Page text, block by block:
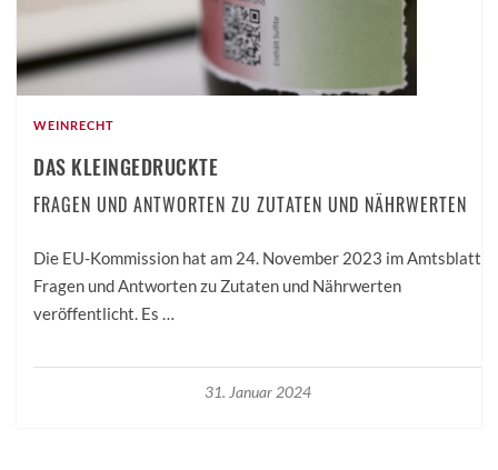
WEINRECHT
DAS KLEINGEDRUCKTE
FRAGEN UND ANTWORTEN ZU ZUTATEN UND NÄHRWERTEN
Die EU-Kommission hat am 24. November 2023 im Amtsblatt
­Fragen und Antworten zu Zutaten und Nährwerten
veröffentlicht. Es …
31. Januar 2024